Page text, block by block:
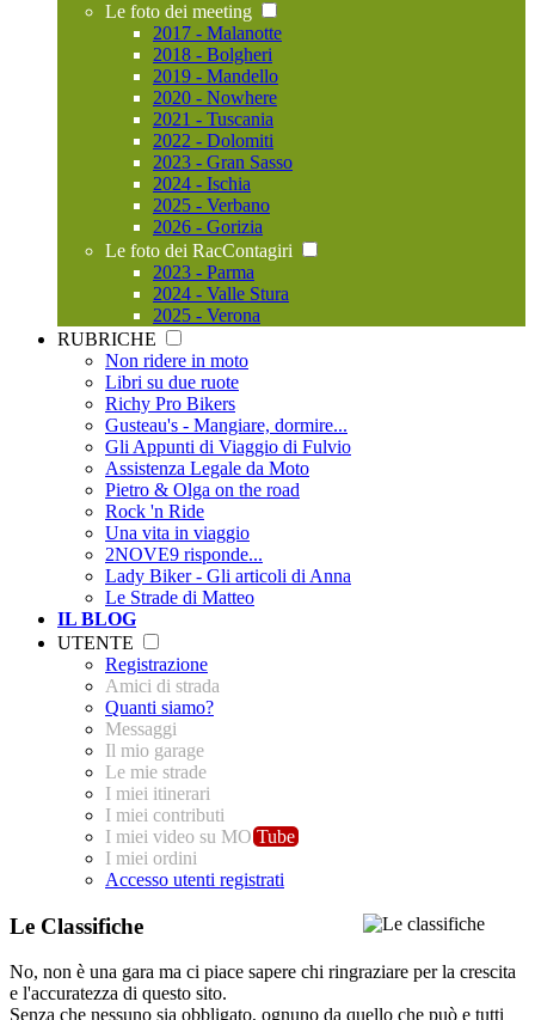
Le foto dei meeting
2017 - Malanotte
2018 - Bolgheri
2019 - Mandello
2020 - Nowhere
2021 - Tuscania
2022 - Dolomiti
2023 - Gran Sasso
2024 - Ischia
2025 - Verbano
2026 - Gorizia
Le foto dei RacContagiri
2023 - Parma
2024 - Valle Stura
2025 - Verona
RUBRICHE
Non ridere in moto
Libri su due ruote
Richy Pro Bikers
Gusteau's - Mangiare, dormire...
Gli Appunti di Viaggio di Fulvio
Assistenza Legale da Moto
Pietro & Olga on the road
Rock 'n Ride
Una vita in viaggio
2NOVE9 risponde...
Lady Biker - Gli articoli di Anna
Le Strade di Matteo
IL BLOG
UTENTE
Registrazione
Amici di strada
Quanti siamo?
Messaggi
Il mio garage
Le mie strade
I miei itinerari
I miei contributi
I miei video su MO Tube
I miei ordini
Accesso utenti registrati
Le Classifiche
No, non è una gara ma ci piace sapere chi ringraziare per la crescita
e l'accuratezza di questo sito.
Senza che nessuno sia obbligato, ognuno da quello che può e tutti